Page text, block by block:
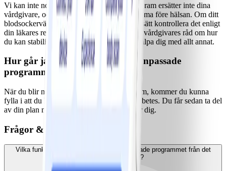
Vi kan inte nog understryka detta: Vårt program ersätter inte dina
vårdgivare, och viktnedgång ska aldrig komma före hälsan. Om ditt
blodsockervärde inte ligger där det ska, fortsätt kontrollera det enligt
din läkares rekommendationer och följ dina vårdgivares råd om hur
du kan stabilisera det. Vi finns här för att hjälpa dig med allt annat.
Hur går jag över till det diabetesanpassade
programmet?
När du blir medlem i ViktVäktarnas program, kommer du kunna
fylla i att du lever med typ 1- eller typ 2-diabetes. Du får sedan ta del
av din plan med NollPointsmat specifikt för dig.
Frågor & Svar
Vilka funktioner skiljer det diabetesanpassade programmet från det
vanliga programmet?